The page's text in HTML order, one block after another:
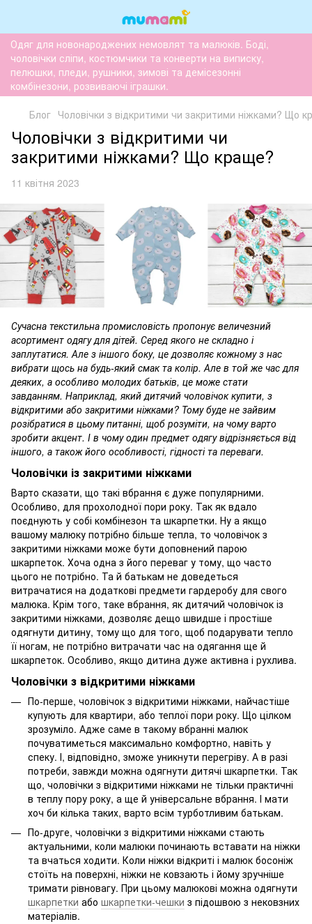
Одяг для новонароджених немовлят та малюків. Боді,
чоловічки сліпи, костюмчики та конверти на виписку,
пелюшки, пледи, рушники, зимові та демісезонні
комбінезони, розвиваючі іграшки.
Блог Чоловічки з відкритими чи закритими ніжками? Що
Чоловічки з відкритими чи
закритими ніжками? Що краще?
11 квітня 2023
Сучасна текстильна промисловість пропонує величезний
асортимент одягу для дітей. Серед якого не складно і
заплутатися. Але з іншого боку, це дозволяє кожному з нас
вибрати щось на будь-який смак та колір. Але в той же час для
деяких, а особливо молодих батьків, це може стати
завданням. Наприклад, який дитячий чоловічок купити, з
відкритими або закритими ніжками? Тому буде не зайвим
розібратися в цьому питанні, щоб розуміти, на чому варто
зробити акцент. І в чому один предмет одягу відрізняється від
іншого, а також його особливості, гідності та переваги.
Чоловічки із закритими ніжками
Варто сказати, що такі вбрання є дуже популярними.
Особливо, для прохолодної пори року. Так як вдало
поєднують у собі комбінезон та шкарпетки. Ну а якщо
вашому малюку потрібно більше тепла, то чоловічок з
закритими ніжками може бути доповнений парою
шкарпеток. Хоча одна з його переваг у тому, що часто
цього не потрібно. Та й батькам не доведеться
витрачатися на додаткові предмети гардеробу для свого
малюка. Крім того, таке вбрання, як дитячий чоловічок із
закритими ніжками, дозволяє дещо швидше і простіше
одягнути дитину, тому що для того, щоб подарувати тепло
її ногам, не потрібно витрачати час на одягання ще й
шкарпеток. Особливо, якщо дитина дуже активна і рухлива.
Чоловічки з відкритими ніжками
По-перше, чоловічок з відкритими ніжками, найчастіше
купують для квартири, або теплої пори року. Що цілком
зрозуміло. Адже саме в такому вбранні малюк
почуватиметься максимально комфортно, навіть у
спеку. І, відповідно, зможе уникнути перегріву. А в разі
потреби, завжди можна одягнути дитячі шкарпетки. Так
що, чоловічки з відкритими ніжками не тільки практичні
в теплу пору року, а ще й універсальне вбрання. І мати
хоч би кілька таких, варто всім турботливим батькам.
По-друге, чоловічки з відкритими ніжками стають
актуальними, коли малюки починають вставати на ніжки
та вчаться ходити. Коли ніжки відкриті і малюк босоніж
стоїть на поверхні, ніжки не ковзають і йому зручніше
тримати рівновагу. При цьому малюкові можна одягнути
шкарпетки або шкарпетки-чешки з підошвою з нековзних
матеріалів.